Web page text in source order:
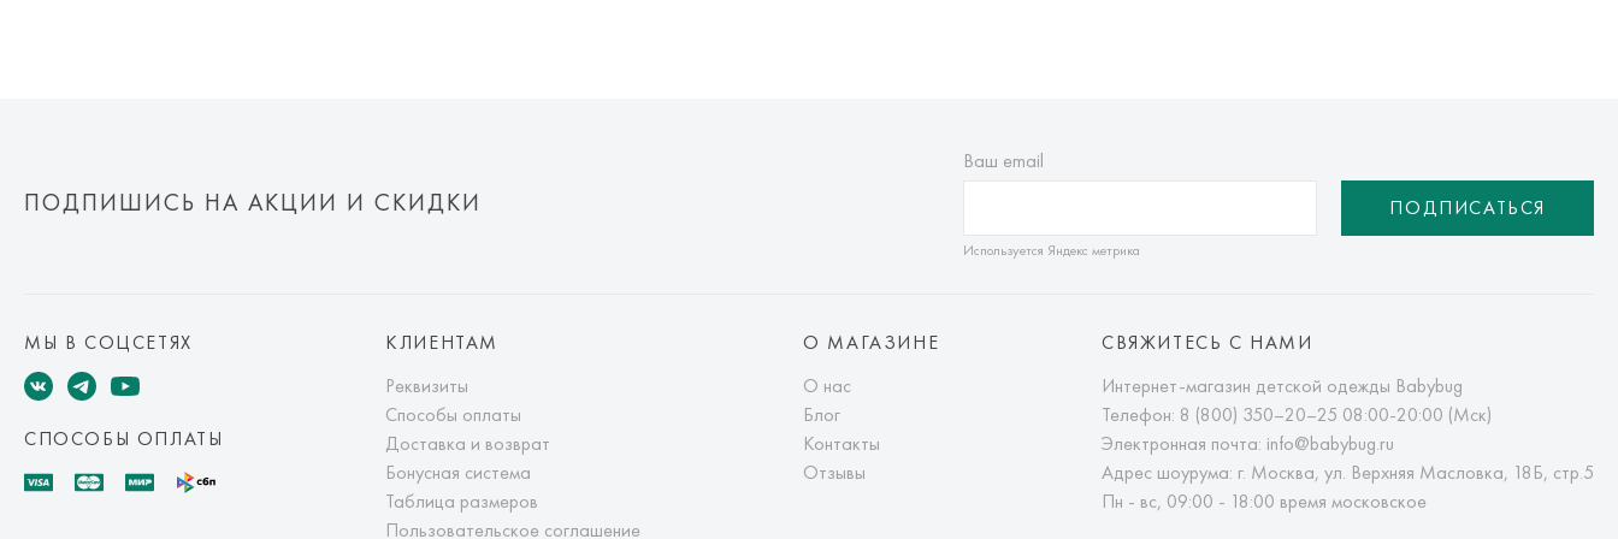
ПОДПИШИСЬ НА АКЦИИ И СКИДКИ
Ваш email
Используется Яндекс метрика
ПОДПИСАТЬСЯ
МЫ В СОЦСЕТЯХ
СПОСОБЫ ОПЛАТЫ
КЛИЕНТАМ
Реквизиты
Способы оплаты
Доставка и возврат
Бонусная система
Таблица размеров
Пользовательское соглашение
О МАГАЗИНЕ
О нас
Блог
Контакты
Отзывы
СВЯЖИТЕСЬ С НАМИ
Интернет-магазин детской одежды Babybug
Телефон: 8 (800) 350–20–25 08:00-20:00 (Мск)
Электронная почта: info@babybug.ru
Адрес шоурума: г. Москва, ул. Верхняя Масловка, 18Б, стр.5
Пн - вс, 09:00 - 18:00 время московское